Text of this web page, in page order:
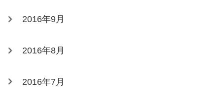
2016年9月
2016年8月
2016年7月